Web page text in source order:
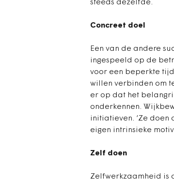
steeds dezelfde.
Concreet doel
Een van de andere
ingespeeld op de
voor een beperkte
willen verbinden om
er op dat het
onderkennen.
initiatieven. ‘Ze
eigen intrinsieke
Zelf doen
Zelfwerkzaamheid is